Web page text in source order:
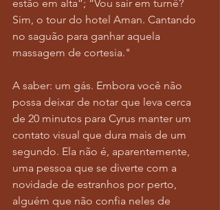
estão em alta”; “Vou sair em turnê?
Sim, o tour do hotel Aman. Cantando
no saguão para ganhar aquela
massagem de cortesia."
A saber: um gás. Embora você não
possa deixar de notar que leva cerca
de 20 minutos para Cyrus manter um
contato visual que dura mais de um
segundo. Ela não é, aparentemente,
uma pessoa que se diverte com a
novidade de estranhos por perto,
alguém que não confia neles de